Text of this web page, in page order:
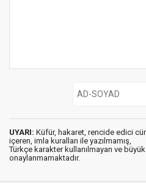
UYARI: Küfür, hakaret, rencide edici
içeren, imla kuralları ile yazılmamış,
Türkçe karakter kullanılmayan ve
onaylanmamaktadır.